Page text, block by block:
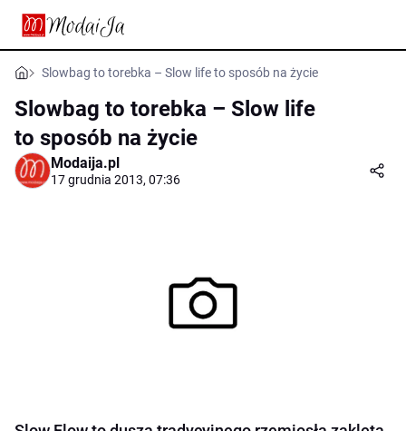
Slowbag to torebka – Slow life to sposób na życie
Slowbag to torebka – Slow life
to sposób na życie
Modaija.pl
17 grudnia 2013, 07:36